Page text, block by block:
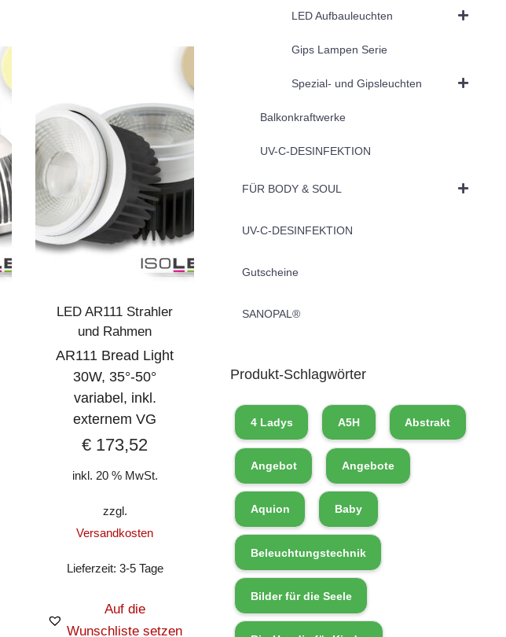
LED AR111 Strahler
und Rahmen
AR111 Bread Light
30W, 35°-50°
variabel, inkl.
externem VG
€ 173,52
inkl. 20 % MwSt.
zzgl.
Versandkosten
Lieferzeit: 3-5 Tage
Auf die
Wunschliste setzen
LED Aufbauleuchten
Gips Lampen Serie
Spezial- und Gipsleuchten
Balkonkraftwerke
UV-C-DESINFEKTION
FÜR BODY & SOUL
UV-C-DESINFEKTION
Gutscheine
SANOPAL®
Produkt-Schlagwörter
4 Ladys A5H Abstrakt
Angebot Angebote
Aquion Baby
Beleuchtungstechnik
Bilder für die Seele